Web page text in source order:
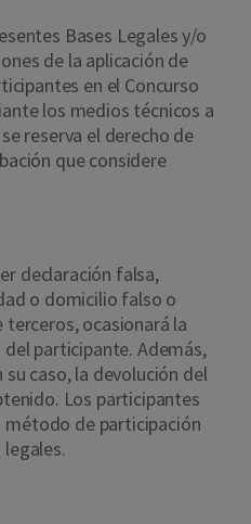
Bases Legales y/o
de la aplicación de
en el Concurso
los medios técnicos a
reserva el derecho de
que considere
declaración falsa,
o domicilio falso o
ocasionará la
participante. Además,
caso, la devolución del
Los participantes
de participación